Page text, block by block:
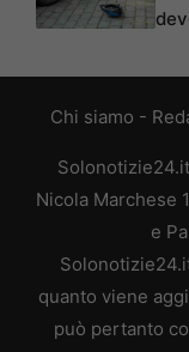
Chi siamo -
Nicola Marchese
e
quanto viene
può pertanto